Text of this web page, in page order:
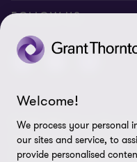
Офисы
Карьера
Политика
Политика cookies
Карта сайта
Настройки файлов
FOLLOW US
© 2026 ТОО "Grant
Grant Thornton
относятся к бренду, под
Welcome!
We process your personal
our sites and service, to
provide personalised